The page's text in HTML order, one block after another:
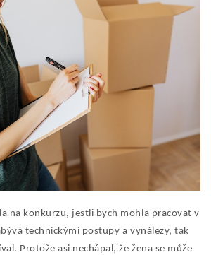
na konkurzu, jestli bych mohla pracovat v
technickými postupy a vynálezy, tak
Protože asi nechápal, že žena se může